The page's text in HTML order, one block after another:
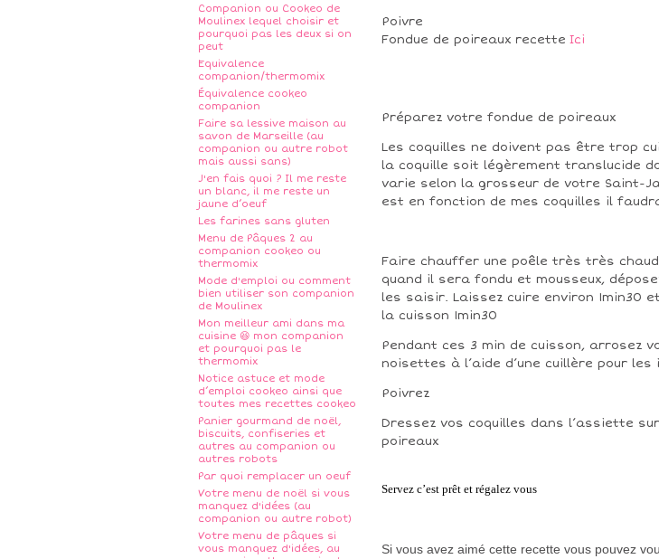
Companion ou Cookeo de
Moulinex lequel choisir et
pourquoi pas les deux si on
peut
Equivalence
companion/thermomix
Équivalence cookeo
companion
Faire sa lessive maison au
savon de Marseille (au
companion ou autre robot
mais aussi sans)
J'en fais quoi ? Il me reste
un blanc, il me reste un
jaune d’oeuf
Les farines sans gluten
Menu de Pâques 2 au
companion cookeo ou
thermomix
Mode d'emploi ou comment
bien utiliser son companion
de Moulinex
Mon meilleur ami dans ma
cuisine 😆 mon companion
et pourquoi pas le
thermomix
Notice astuce et mode
d’emploi cookeo ainsi que
toutes mes recettes cookeo
Panier gourmand de noël,
biscuits, confiseries et
autres au companion ou
autres robots
Par quoi remplacer un oeuf
Votre menu de noël si vous
manquez d'idées (au
companion ou autre robot)
Votre menu de pâques si
vous manquez d'idées, au
Poivre
Fondue de poireaux recette Ici
Préparez votre fondue de poireaux
Les coquilles ne doivent pas être trop
la coquille soit légèrement translucide
varie selon la grosseur de votre Saint-
est en fonction de mes coquilles il
Faire chauffer une poêle très très
quand il sera fondu et mousseux,
les saisir. Laissez cuire environ 1min30
la cuisson 1min30
Pendant ces 3 min de cuisson, arrosez
noisettes à l’aide d’une cuillère pour les
Poivrez
Dressez vos coquilles dans l’assiette
poireaux
Servez c’est prêt et régalez vous
Si vous avez aimé cette recette vous pouvez